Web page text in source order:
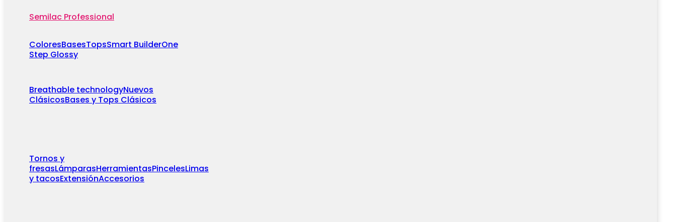
Semilac Professional
ColoresBasesTopsSmart BuilderOne
Step Glossy
Breathable technologyNuevos
ClásicosBases y Tops Clásicos
Tornos y
fresasLámparasHerramientasPincelesLimas
y tacosExtensiónAccesorios